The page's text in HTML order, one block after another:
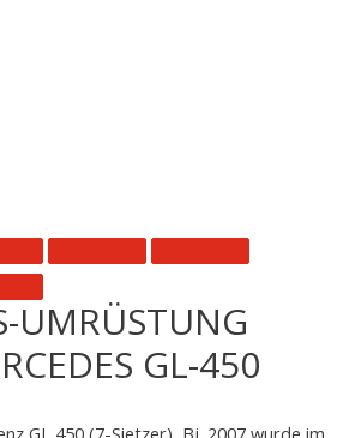
UMRÜSTUNG
GL-450
GL 450 (7-Sietzer), Bj. 2007 wurde im